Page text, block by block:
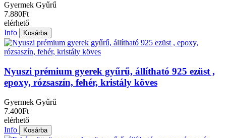
Gyermek Gyűrű
7.880Ft
elérhető
Info
Kosárba
Nyuszi prémium gyerek gyűrű, állítható 925 ezüst ,
epoxy, rózsaszín, fehér, kristály köves
Gyermek Gyűrű
7.400Ft
elérhető
Info
Kosárba